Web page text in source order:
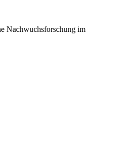
Nachwuchsforschung im